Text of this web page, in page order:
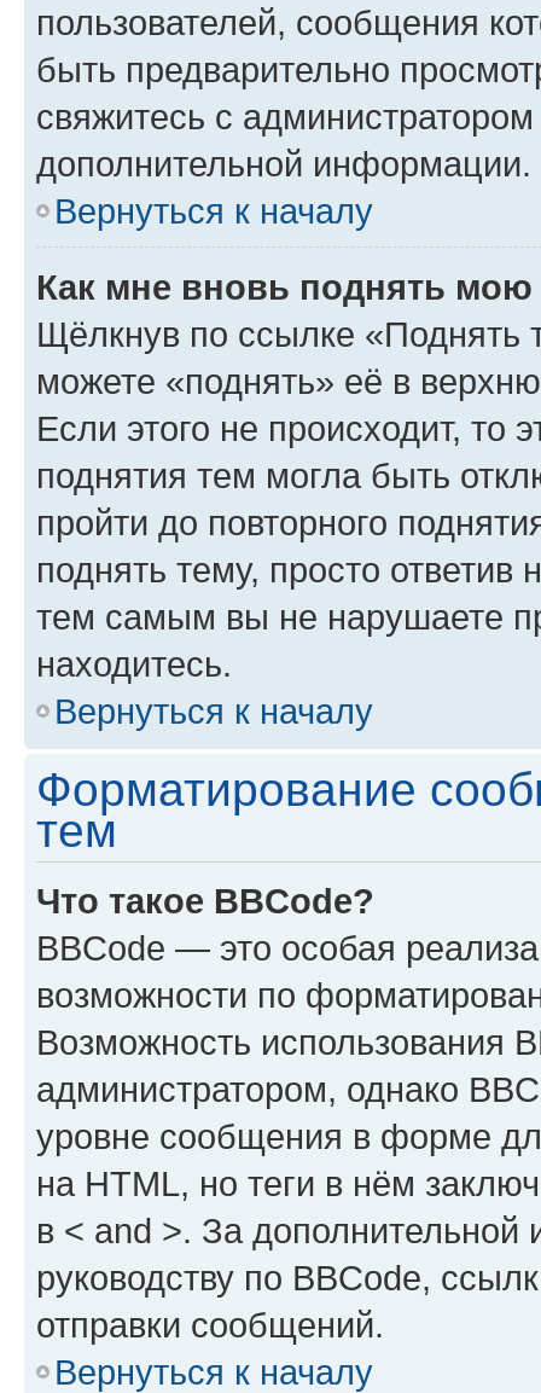
пользователей, сообщения
быть предварительно
свяжитесь с
дополнительной информации.
Вернуться к началу
Как мне вновь поднять мою
Щёлкнув по ссылке «Поднять
можете «поднять» её в
Если этого не происходит, то
поднятия тем могла быть
пройти до повторного
поднять тему, просто ответив
тем самым вы не нарушаете
находитесь.
Вернуться к началу
Форматирование
тем
Что такое BBCode?
BBCode — это особая
возможности по
Возможность использования
администратором, однако
уровне сообщения в форме
на HTML, но теги в нём
в < and >. За
руководству по BBCode,
отправки сообщений.
Вернуться к началу